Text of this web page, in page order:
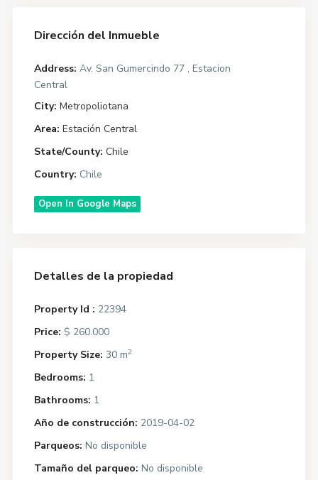
Dirección del Inmueble
Address: Av. San Gumercindo 77 , Estacion
Central
City: Metropoliotana
Area: Estación Central
State/County: Chile
Country: Chile
Open In Google Maps
Detalles de la propiedad
Property Id : 22394
Price: $ 260.000
Property Size: 30 m2
Bedrooms: 1
Bathrooms: 1
Año de construcción: 2019-04-02
Parqueos: No disponible
Tamaño del parqueo: No disponible